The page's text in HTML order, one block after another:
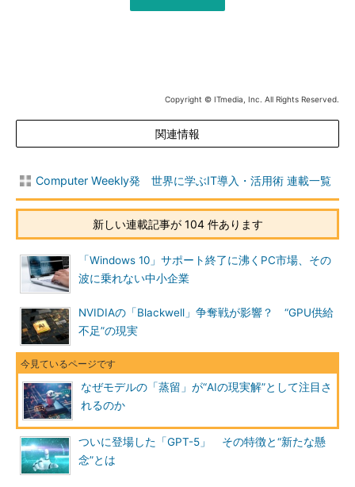
Copyright © ITmedia, Inc. All Rights Reserved.
関連情報
Computer Weekly発 世界に学ぶIT導入・活用術 連載一覧
新しい連載記事が 104 件あります
「Windows 10」サポート終了に沸くPC市場、その
波に乗れない中小企業
NVIDIAの「Blackwell」争奪戦が影響？ “GPU供給
不足”の現実
なぜモデルの「蒸留」が“AIの現実解”として注目さ
れるのか
ついに登場した「GPT-5」 その特徴と“新たな懸
念”とは